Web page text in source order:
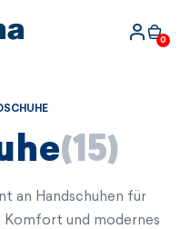
0
(15)
an Handschuhen für
Komfort und modernes